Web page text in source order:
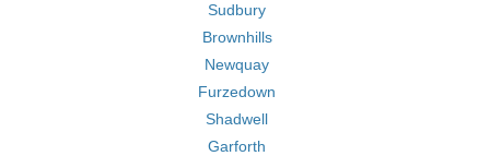
Sudbury
Brownhills
Newquay
Furzedown
Shadwell
Garforth